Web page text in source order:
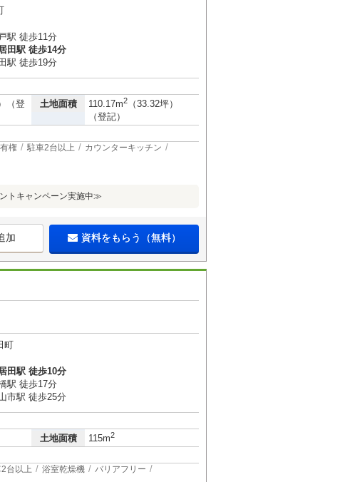
駅 徒歩11分
田駅 徒歩14分
駅 徒歩19分
（登
土地面積 110.17m2
（33.32坪）
（登記）
権 駐車2台以上
カウンターキッチン
トキャンペーン実施中≫
加 資料をもらう（無料）
町
田駅 徒歩10分
駅 徒歩17分
市駅 徒歩25分
土地面積 115m2
台以上 浴室乾燥機 バリアフリー